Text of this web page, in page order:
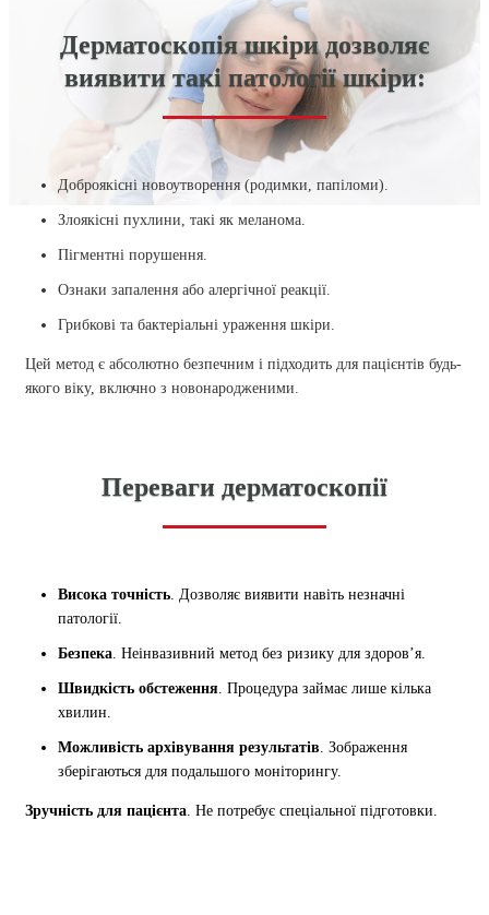
Дерматоскопія шкіри дозволяє
виявити такі патології шкіри:
Доброякісні новоутворення (родимки, папіломи).
Злоякісні пухлини, такі як меланома.
Пігментні порушення.
Ознаки запалення або алергічної реакції.
Грибкові та бактеріальні ураження шкіри.
Цей метод є абсолютно безпечним і підходить для пацієнтів будь-
якого віку, включно з новонародженими.
Переваги дерматоскопії
Висока точність . Дозволяє виявити навіть незначні
патології.
Безпека . Неінвазивний метод без ризику для здоров’я.
Швидкість обстеження . Процедура займає лише кілька
хвилин.
Можливість архівування результатів . Зображення
зберігаються для подальшого моніторингу.
Зручність для пацієнта . Не потребує спеціальної підготовки.